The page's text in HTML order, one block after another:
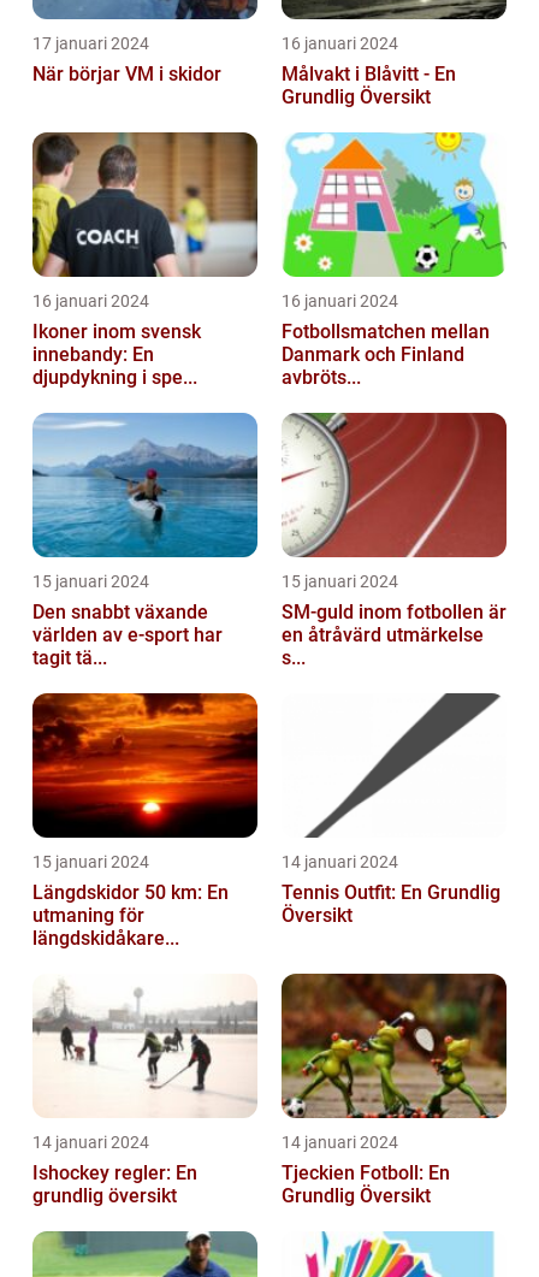
17 januari 2024
När börjar VM i skidor
16 januari 2024
Målvakt i Blåvitt - En
Grundlig Översikt
16 januari 2024
Ikoner inom svensk
innebandy: En
djupdykning i spe...
16 januari 2024
Fotbollsmatchen mellan
Danmark och Finland
avbröts...
15 januari 2024
Den snabbt växande
världen av e-sport har
tagit tä...
15 januari 2024
SM-guld inom fotbollen är
en åtråvärd utmärkelse
s...
15 januari 2024
Längdskidor 50 km: En
utmaning för
längdskidåkare...
14 januari 2024
Tennis Outfit: En Grundlig
Översikt
14 januari 2024
Ishockey regler: En
grundlig översikt
14 januari 2024
Tjeckien Fotboll: En
Grundlig Översikt